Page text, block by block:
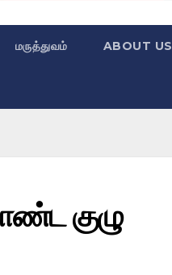
மருத்துவம் ABOUT US
குழு